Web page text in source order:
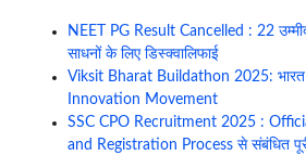
NEET PG Result Cancelled : 22
साधनों के लिए डिस्क्वालिफाई
Viksit Bharat Buildathon 2025:
Innovation Movement
SSC CPO Recruitment 2025 :
and Registration Process से संबंधित